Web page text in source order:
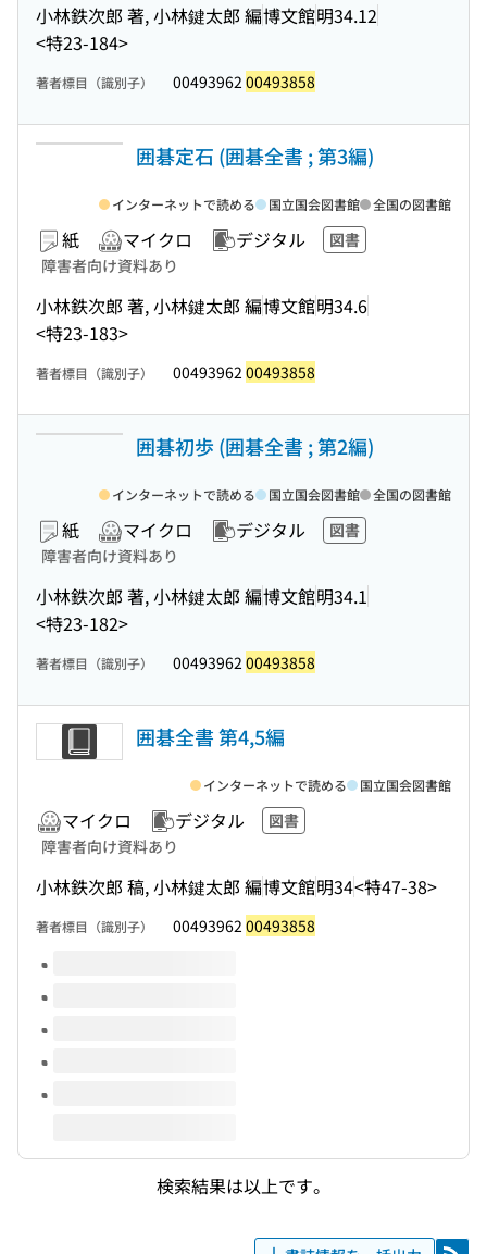
小林鉄次郎 著, 小林鍵太郎 編博文館明34.12
<特23-184>
著者標目（識別子） 00493962 00493858
囲碁定石 (囲碁全書 ; 第3編)
紙 マイクロ デジタル
図書
障害者向け資料あり
小林鉄次郎 著, 小林鍵太郎 編博文館明34.6
<特23-183>
インターネットで読める 国立国会図書館 全国の図書館
著者標目（識別子） 00493962 00493858
囲碁初歩 (囲碁全書 ; 第2編)
紙 マイクロ デジタル
図書
障害者向け資料あり
小林鉄次郎 著, 小林鍵太郎 編博文館明34.1
<特23-182>
インターネットで読める 国立国会図書館 全国の図書館
著者標目（識別子） 00493962 00493858
囲碁全書 第4,5編
マイクロ デジタル
図書
障害者向け資料あり
小林鉄次郎 稿, 小林鍵太郎 編博文館明34<特47-38>
インターネットで読める 国立国会図書館
著者標目（識別子） 00493962 00493858
このタイトルの巻号
検索結果は以上です。